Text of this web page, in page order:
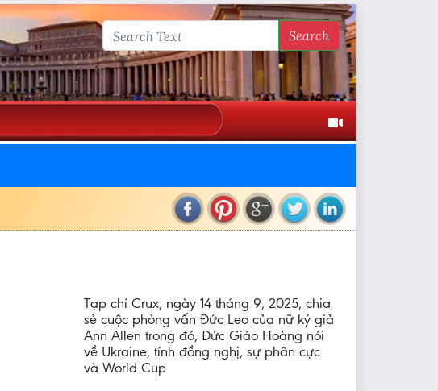
Search
Tạp chí Crux, ngày 14 tháng 9, 2025, chia
sẻ cuộc phỏng vấn Đức Leo của nữ ký giả
Ann Allen trong đó, Đức Giáo Hoàng nói
về Ukraine, tính đồng nghị, sự phân cực
và World Cup